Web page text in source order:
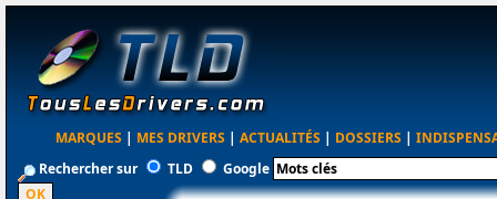
MARQUES | MES DRIVERS | ACTUALITÉS | DOSSIERS |
Rechercher sur
TLD Google